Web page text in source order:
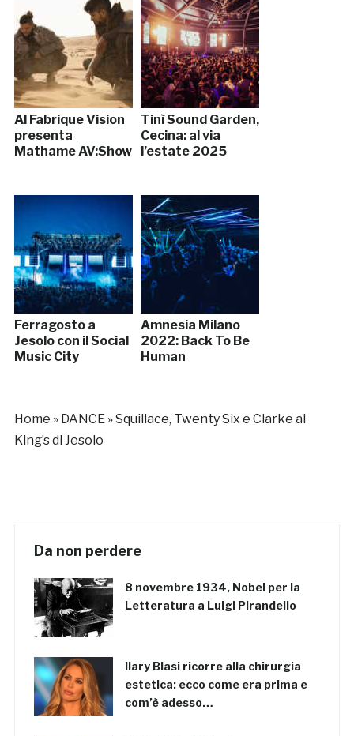
Al Fabrique Vision
presenta
Mathame AV:Show
Tinì Sound Garden,
Cecina: al via
l’estate 2025
Ferragosto a
Jesolo con il Social
Music City
Amnesia Milano
2022: Back To Be
Human
Home » DANCE»Squillace, Twenty Six e Clarke al
King’s di Jesolo
Da non perdere
8 novembre 1934, Nobel per la
Letteratura a Luigi Pirandello
Ilary Blasi ricorre alla chirurgia
estetica: ecco come era prima e
com’è adesso…